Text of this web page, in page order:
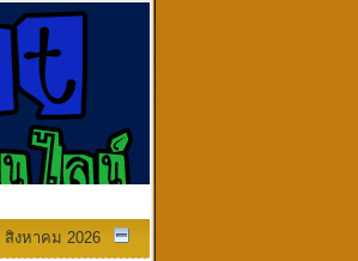
สิงหาคม 2026